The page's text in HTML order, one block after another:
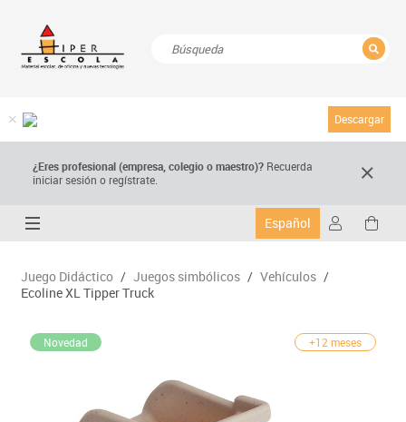
Descargar
¿Eres profesional (empresa, colegio o maestro)? Recuerda
iniciar sesión o regístrate.
Español
Juego Didáctico / Juegos simbólicos / Vehículos /
Ecoline XL Tipper Truck
Novedad +12 meses